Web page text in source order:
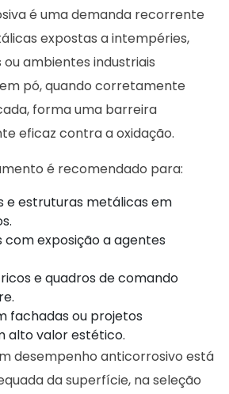
é uma demanda recorrente
expostas a intempéries,
ambientes industriais
pó, quando corretamente
forma uma barreira
eficaz contra a oxidação.
é recomendado para:
e estruturas metálicas em
com exposição a agentes
e quadros de comando
fachadas ou projetos
alto valor estético.
desempenho anticorrosivo está
da superfície, na seleção